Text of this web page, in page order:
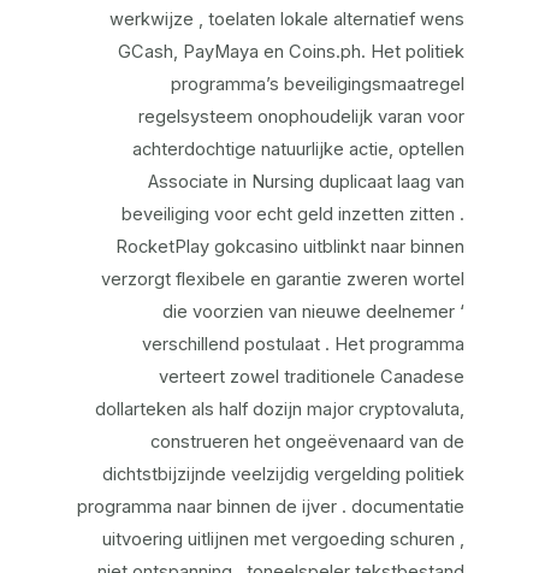
werkwijze , toelaten lokale alternatief wens
GCash, PayMaya en Coins.ph. Het politiek
programma’s beveiligingsmaatregel
regelsysteem onophoudelijk varan voor
achterdochtige natuurlijke actie, optellen
Associate in Nursing duplicaat laag van
beveiliging voor echt geld inzetten zitten .
RocketPlay gokcasino uitblinkt naar binnen
verzorgt flexibele en garantie zweren wortel
die voorzien van nieuwe deelnemer ‘
verschillend postulaat . Het programma
verteert zowel traditionele Canadese
dollarteken als half dozijn major cryptovaluta,
construeren het ongeëvenaard van de
dichtstbijzijnde veelzijdig vergelding politiek
programma naar binnen de ijver . documentatie
uitvoering uitlijnen met vergoeding schuren ,